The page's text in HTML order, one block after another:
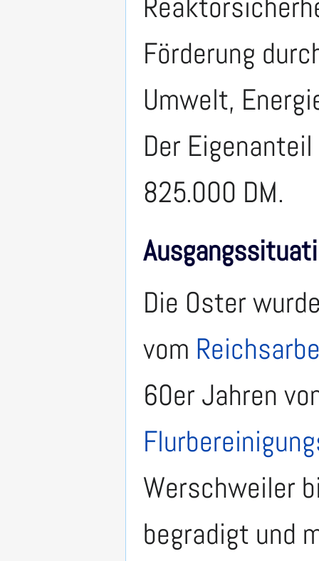
Förderung
Umwelt,
Der
825.000 DM.
Die Oster
vom
60er Jahren
Werschweiler
begradigt und